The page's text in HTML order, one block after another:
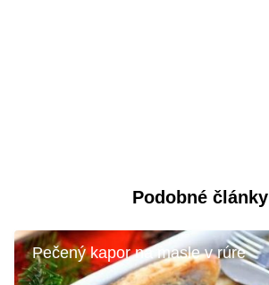
Podobné články
Pečený kapor na masle v rúre